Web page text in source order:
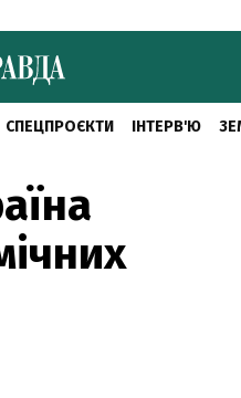
СПЕЦПРОЄКТИ ІНТЕРВ'Ю